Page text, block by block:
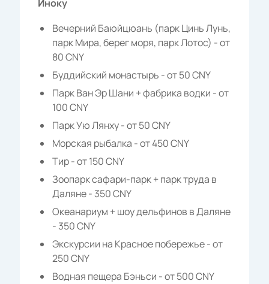
Иноку
Вечерний Баюйцюань (парк Цинь Лунь,
парк Мира, берег моря, парк Лотос) - от
80 CNY
Буддийский монастырь - от 50 CNY
Парк Ван Эр Шани + фабрика водки - от
100 CNY
Парк Ую Лянху - от 50 CNY
Морская рыбалка - от 450 CNY
Тир - от 150 CNY
Зоопарк сафари-парк + парк труда в
Даляне - 350 CNY
Океанариум + шоу дельфинов в Даляне
- 350 CNY
Экскурсии на Красное побережье - от
250 CNY
Водная пещера Бэньси - от 500 CNY